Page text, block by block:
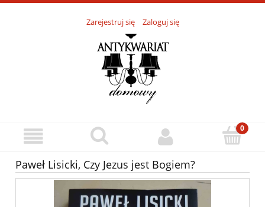
Zarejestruj się Zaloguj się
Paweł Lisicki, Czy Jezus jest Bogiem?